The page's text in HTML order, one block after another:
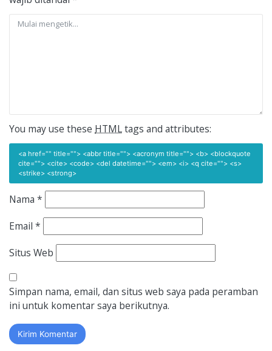
You may use these HTMLtags and attributes:
<a href="" title=""> <abbr title=""> <acronym title=""> <b> <blockquote
cite=""> <cite> <code> <del datetime=""> <em> <i> <q cite=""> <s>
<strike> <strong>
Nama *
Email *
Situs Web
Simpan nama, email, dan situs web saya pada peramban
ini untuk komentar saya berikutnya.